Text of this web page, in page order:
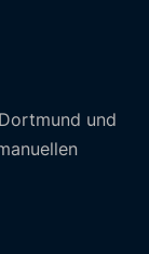
und